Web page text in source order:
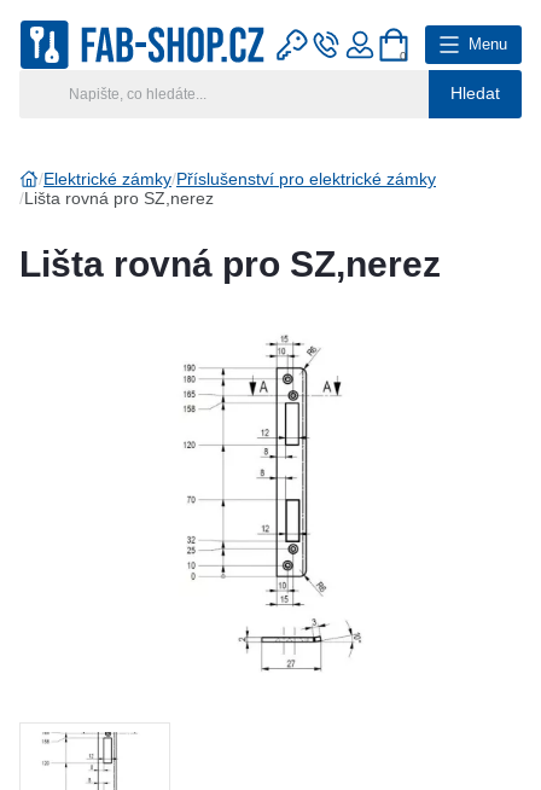
Hledat
0
Menu
Hlavní kategorie
Klíčové systémy
Vyberte region
Elektrické zámky Příslušenství pro elektrické zámky
Lišta rovná pro SZ,nerez
Lišta rovná pro SZ,nerez